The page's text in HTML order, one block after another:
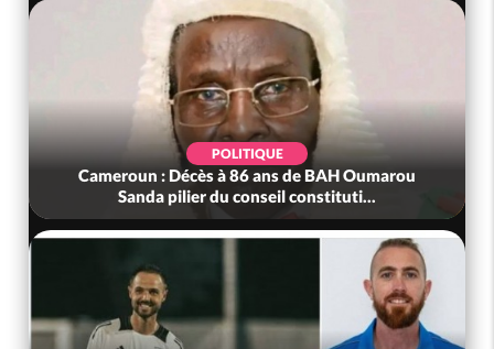
POLITIQUE
Cameroun : Décès à 86 ans de BAH Oumarou
Sanda pilier du conseil constituti...